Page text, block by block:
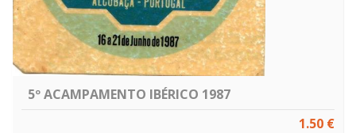
5º ACAMPAMENTO IBÉRICO 1987
1.50 €